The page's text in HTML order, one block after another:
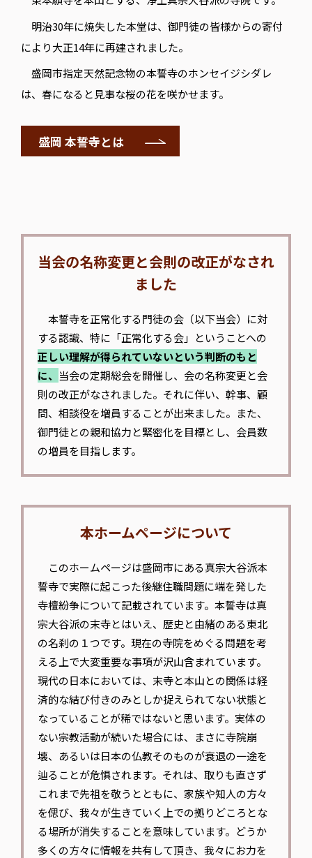
明治30年に焼失した本堂は、御門徒の皆様からの寄付
により大正14年に再建されました。
盛岡市指定天然記念物の本誓寺のホンセイジシダレ
は、春になると見事な桜の花を咲かせます。
盛岡 本誓寺とは
当会の名称変更と会則の改正がなされ
ました
本誓寺を正常化する門徒の会（以下当会）に対
する認識、特に「正常化する会」ということへの
正しい理解が得られていないという判断のもと
に、 当会の定期総会を開催し、会の名称変更と会
則の改正がなされました。それに伴い、幹事、顧
問、相談役を増員することが出来ました。また、
御門徒との親和協力と緊密化を目標とし、会員数
の増員を目指します。
本ホームページについて
このホームページは盛岡市にある真宗大谷派本
誓寺で実際に起こった後継住職問題に端を発した
寺檀紛争について記載されています。本誓寺は真
宗大谷派の末寺とはいえ、歴史と由緒のある東北
の名刹の１つです。現在の寺院をめぐる問題を考
える上で大変重要な事項が沢山含まれています。
現代の日本においては、末寺と本山との関係は経
済的な結び付きのみとしか捉えられてない状態と
なっていることが稀ではないと思います。実体の
ない宗教活動が続いた場合には、まさに寺院崩
壊、あるいは日本の仏教そのものが衰退の一途を
辿ることが危惧されます。それは、取りも直さず
これまで先祖を敬うとともに、家族や知人の方々
を偲び、我々が生きていく上での拠りどころとな
る場所が消失することを意味しています。どうか
多くの方々に情報を共有して頂き、我々にお力を